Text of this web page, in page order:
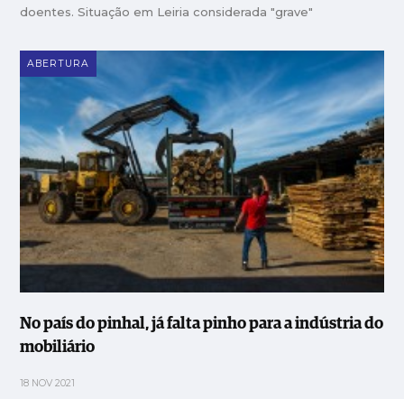
doentes. Situação em Leiria considerada "grave"
ABERTURA
No país do pinhal, já falta pinho para a indústria do
mobiliário
18 NOV 2021